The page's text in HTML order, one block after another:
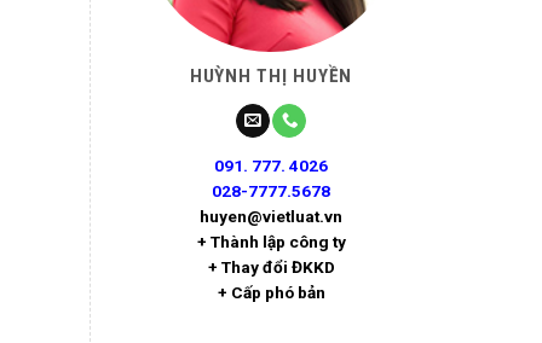
HUỲNH THỊ HUYỀN
091. 777. 4026
028-7777.5678
huyen@vietluat.vn
+ Thành lập công ty
+ Thay đổi ĐKKD
+ Cấp phó bản